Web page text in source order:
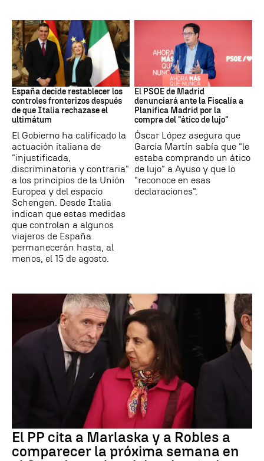
CRISIS MIGRATORIA
España decide restablecer los
controles fronterizos después
de que Italia rechazase el
ultimátum
El Gobierno ha calificado la
actuación italiana de
"injustificada,
discriminatoria y contraria"
a los principios de la Unión
Europea y del espacio
Schengen. Desde Italia
indican que estas medidas
que controlan a algunos
viajeros de España
permanecerán hasta, al
menos, el 15 de agosto.
PSOE MADRID
El PSOE de Madrid
denunciará ante la Fiscalía a
Planifica Madrid por la
compra del "ático de lujo"
Óscar López asegura que
García Martín sabía que "le
estaba comprando un ático
de lujo" a Ayuso y que lo
"reconoce en esas
declaraciones".
El PP cita a Marlaska y a Robles a
comparecer la próxima semana en